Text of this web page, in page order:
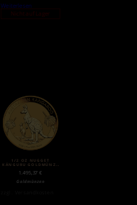
Weiterlesen
Nicht auf Lager
1/2 OZ NUGGET
KÄNGURU GOLDMÜNZE
1.495,37€
Goldmünzen